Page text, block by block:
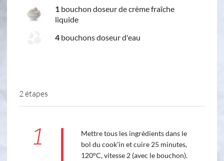
1 bouchon doseur de crème fraîche
liquide
4 bouchons doseur d'eau
2 étapes
1
Mettre tous les ingrédients dans le
bol du cook'in et cuire 25 minutes,
120°C, vitesse 2 (avec le bouchon).